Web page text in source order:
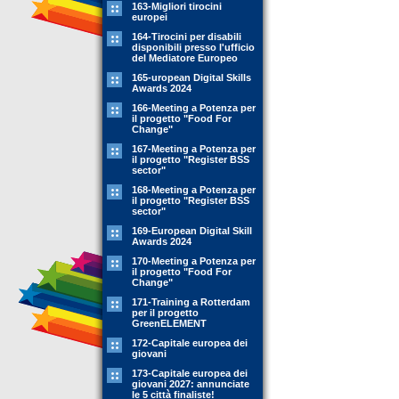
163-Migliori tirocini
europei
164-Tirocini per disabili
disponibili presso l'ufficio
del Mediatore Europeo
165-uropean Digital Skills
Awards 2024
166-Meeting a Potenza per
il progetto "Food For
Change"
167-Meeting a Potenza per
il progetto "Register BSS
sector"
168-Meeting a Potenza per
il progetto "Register BSS
sector"
169-European Digital Skill
Awards 2024
170-Meeting a Potenza per
il progetto "Food For
Change"
171-Training a Rotterdam
per il progetto
GreenELEMENT
172-Capitale europea dei
giovani
173-Capitale europea dei
giovani 2027: annunciate
le 5 città finaliste!